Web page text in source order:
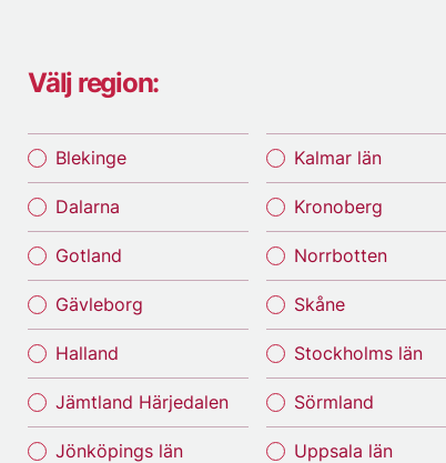
Välj region:
Blekinge
Dalarna
Gotland
Gävleborg
Halland
Jämtland Härjedalen
Jönköpings län
Kalmar län
Kronoberg
Norrbotten
Skåne
Stockholms län
Sörmland
Uppsala län